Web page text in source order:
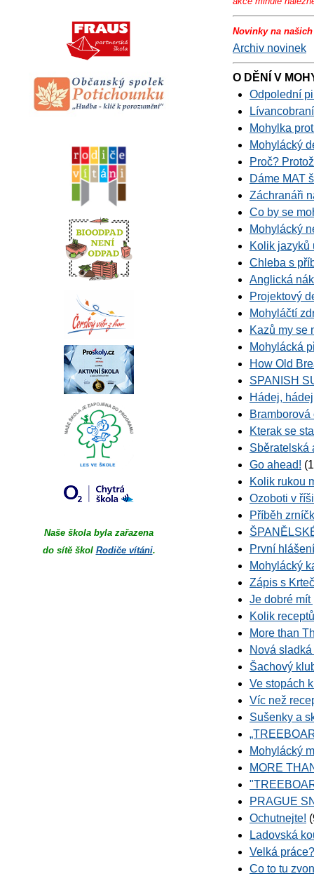
Naše škola byla zařazena
do sítě škol Rodiče vítáni.
Novinky na
Archiv novinek
O DĚNÍ V
Odpolední
Lívancobraní
Mohylka
Mohylácký
Proč?
Dáme MAT
Záchranáři
Co by se
Mohylácký
Kolik jazyků
Chleba s
Anglická
Projektový
Mohyláčtí
Kazů my se
Mohylácká
How Old
SPANISH
Hádej,
Kterak se
Sběratelská
Go ahead!
Kolik rukou
Ozoboti v
Příběh
První
Mohylácký
Zápis s
Je dobré
Kolik
More than
Nová
Šachový
Ve stopách
Víc než
Sušenky a
Mohylácký
MORE
PRAGUE
Ochutnejte!
Ladovská
Velká
Co to tu